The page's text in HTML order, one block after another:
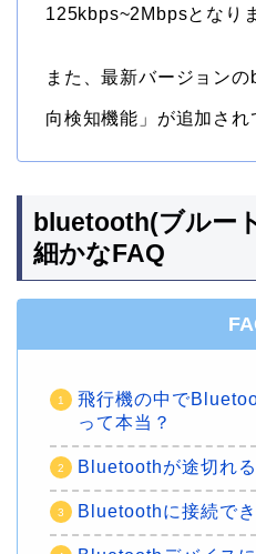
125kbps~2Mbpsとなり
また、最新バージョン
向検知機能」が追加され
bluetooth(ブルー
細かなFAQ
飛行機の中で
って本当？
Bluetoothが途切れ
Bluetoothに接続で